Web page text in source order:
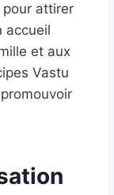
pour attirer
accueil
et aux
Vastu